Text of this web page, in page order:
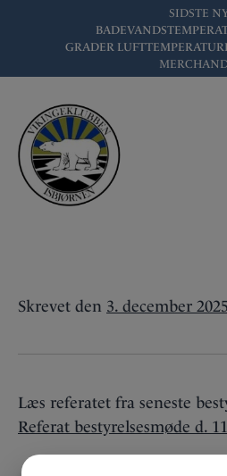
SIDSTE
GRADER
REFERAT
Skrevet den 3. december 2025
Læs referatet fra seneste
Referat bestyrelsesmøde d.